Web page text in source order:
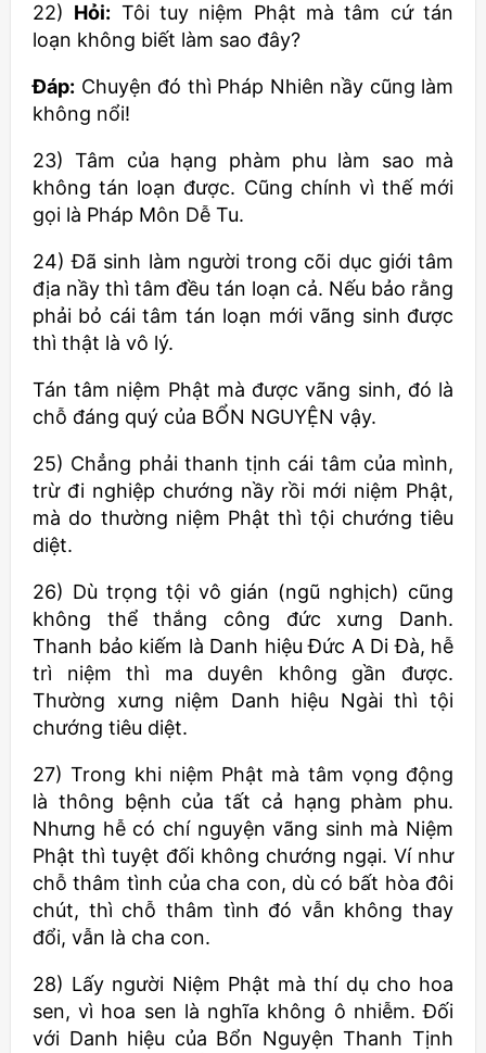
22) Hỏi: Tôi tuy niệm Phật mà tâm cứ tán
loạn không biết làm sao đây?
Đáp: Chuyện đó thì Pháp Nhiên nầy cũng làm
không nổi!
23) Tâm của hạng phàm phu làm sao mà
không tán loạn được. Cũng chính vì thế mới
gọi là Pháp Môn Dễ Tu.
24) Đã sinh làm người trong cõi dục giới tâm
địa nầy thì tâm đều tán loạn cả. Nếu bảo rằng
phải bỏ cái tâm tán loạn mới vãng sinh được
thì thật là vô lý.
Tán tâm niệm Phật mà được vãng sinh, đó là
chỗ đáng quý của BỔN NGUYỆN vậy.
25) Chẳng phải thanh tịnh cái tâm của mình,
trừ đi nghiệp chướng nầy rồi mới niệm Phật,
mà do thường niệm Phật thì tội chướng tiêu
diệt.
26) Dù trọng tội vô gián (ngũ nghịch) cũng
không thể thắng công đức xưng Danh.
Thanh bảo kiếm là Danh hiệu Đức A Di Đà, hễ
trì niệm thì ma duyên không gần được.
Thường xưng niệm Danh hiệu Ngài thì tội
chướng tiêu diệt.
27) Trong khi niệm Phật mà tâm vọng động
là thông bệnh của tất cả hạng phàm phu.
Nhưng hễ có chí nguyện vãng sinh mà Niệm
Phật thì tuyệt đối không chướng ngại. Ví như
chỗ thâm tình của cha con, dù có bất hòa đôi
chút, thì chỗ thâm tình đó vẫn không thay
đổi, vẫn là cha con.
28) Lấy người Niệm Phật mà thí dụ cho hoa
sen, vì hoa sen là nghĩa không ô nhiễm. Đối
với Danh hiệu của Bổn Nguyện Thanh Tịnh